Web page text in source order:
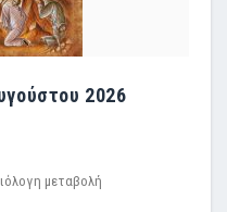
2026
μεταβολή